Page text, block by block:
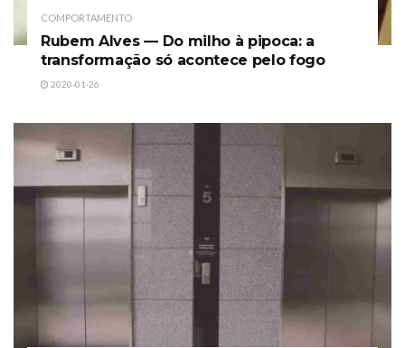
COMPORTAMENTO
Rubem Alves — Do milho à pipoca: a
transformação só acontece pelo fogo
2020-01-26